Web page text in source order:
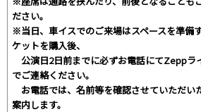
ださい。
※当日、車イスでのご来場はスペースを準備
ケットを購入後、
公演日2日前までに必ずお電話にてZeppラ
でご連絡ください。
お電話では、名前等を確認させていただい
案内します。